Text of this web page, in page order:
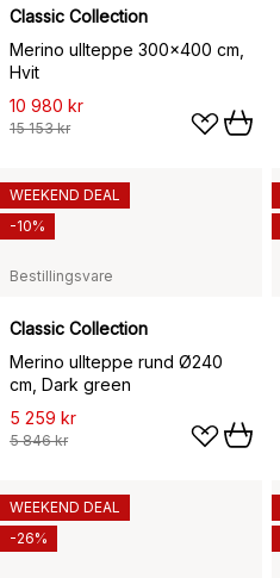
Classic Collection
Merino ullteppe 300x400 cm,
Hvit
10 980 kr
15 153 kr
Bestillingsvare
Classic Collection
Merino ullteppe rund Ø240
cm, Dark green
5 259 kr
5 846 kr
WEEKEND DEAL
-10%
WEEKEND DEAL
-26%